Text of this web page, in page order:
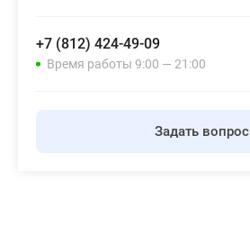
+7 (812) 424-49-09
Время работы 9:00 — 21:00
Задать вопрос